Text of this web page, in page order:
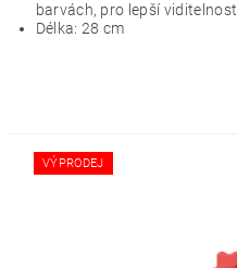
barvách, pro lepší viditelnost
Délka: 28 cm
VÝPRODEJ